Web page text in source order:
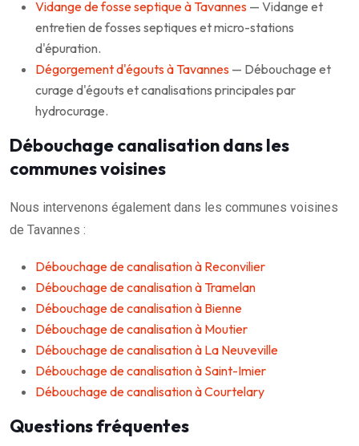
Vidange de fosse septique à Tavannes — Vidange et
entretien de fosses septiques et micro-stations
d'épuration.
Dégorgement d'égouts à Tavannes — Débouchage et
curage d'égouts et canalisations principales par
hydrocurage.
Débouchage canalisation dans les
communes voisines
Nous intervenons également dans les communes voisines
de Tavannes :
Débouchage de canalisation à Reconvilier
Débouchage de canalisation à Tramelan
Débouchage de canalisation à Bienne
Débouchage de canalisation à Moutier
Débouchage de canalisation à La Neuveville
Débouchage de canalisation à Saint-Imier
Débouchage de canalisation à Courtelary
Questions fréquentes